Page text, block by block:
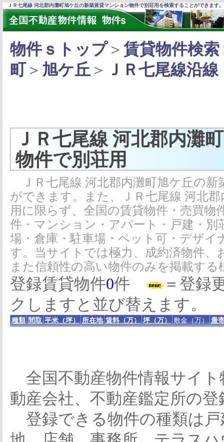
ＪＲ七尾線 河北郡内灘町旭ケ丘の新築賃貸マンション物件で別荘用を検索することができます。
物件ｓトップ＞ 賃貸物件検索
町
＞ 旭ケ丘 ＞ ＪＲ七尾線沿線
ＪＲ七尾線 河北郡内灘
物件で別荘用
ＪＲ七尾線 河北郡内灘町旭ケ丘の
ができます。また、ＪＲ七尾線 河北
用に限らず、全国の賃貸物件・売買物
件・マンション・アパート・戸建・
場・倉庫・駐車場・ペット可・デザ
す。当サイトでは極力、成約済物件
また信頼性の高い物件のみを掲載す
登録賃貸物件0件
＝登録
クしますと並び替えます。
種類 間取 平米（坪） 所在地 賃料（万） 坪（万） 敷金（万） 最
全国不動産物件情報サイト
動産会社、不動産鑑定所の
登録できる物件の種類は